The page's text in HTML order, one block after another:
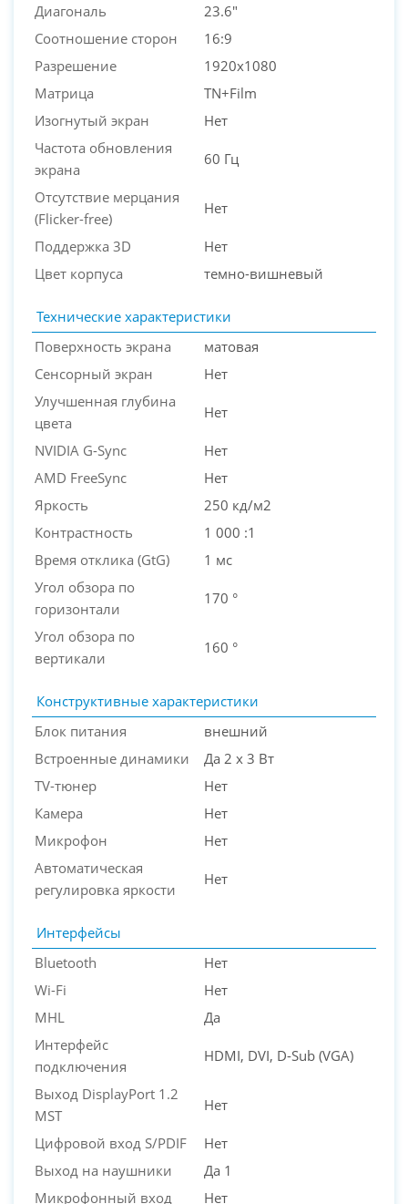
Диагональ
23.6"
Соотношение сторон
16:9
Разрешение
1920x1080
Матрица
TN+Film
Изогнутый экран
Нет
Частота обновления
экрана
60 Гц
Отсутствие мерцания
(Flicker-free)
Нет
Поддержка 3D
Нет
Цвет корпуса
темно-вишневый
Технические характеристики
Поверхность экрана
матовая
Сенсорный экран
Нет
Улучшенная глубина
цвета
Нет
NVIDIA G-Sync
Нет
AMD FreeSync
Нет
Яркость
250 кд/м2
Контрастность
1 000 :1
Время отклика (GtG)
1 мс
Угол обзора по
горизонтали
170 °
Угол обзора по
вертикали
160 °
Конструктивные характеристики
Блок питания
внешний
Встроенные динамики
Да 2 x 3 Вт
TV-тюнер
Нет
Камера
Нет
Микрофон
Нет
Автоматическая
регулировка яркости
Нет
Интерфейсы
Bluetooth
Нет
Wi-Fi
Нет
MHL
Да
Интерфейс
подключения
HDMI, DVI, D-Sub (VGA)
Выход DisplayPort 1.2
MST
Нет
Цифровой вход S/PDIF
Нет
Выход на наушники
Да 1
Микрофонный вход
Нет